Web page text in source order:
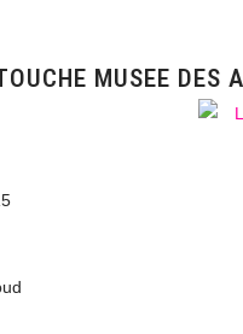
MUSEE DES